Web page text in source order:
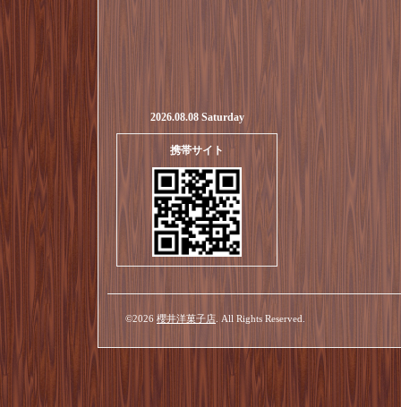
2026.08.08 Saturday
携帯サイト
©2026 櫻井洋菓子店 . All Rights Reserved.